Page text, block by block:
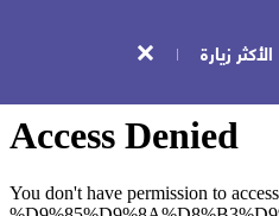
الأكثر زيارة